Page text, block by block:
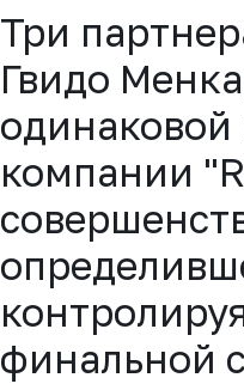
Три
Гвидо
одинаковой
компании
финальной